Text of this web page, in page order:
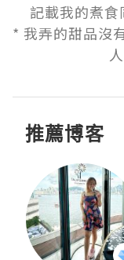
記載我的煮
* 我弄的甜品沒
推薦博客